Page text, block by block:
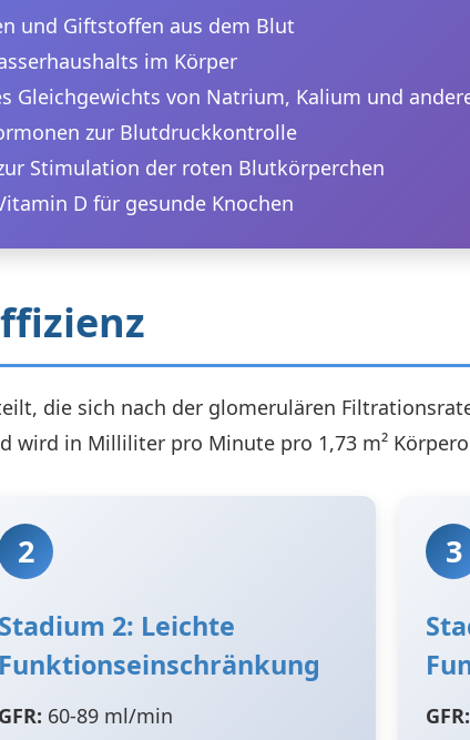
und Giftstoffen aus dem Blut
im Körper
Gleichgewichts von Natrium, Kalium und
zur Blutdruckkontrolle
Stimulation der roten Blutkörperchen
D für gesunde Knochen
die sich nach der glomerulären
in Milliliter pro Minute pro 1,73 m²
2
Stadium 2: Leichte
Funktionseinschränkung
GFR: 60-89 ml/min
3
GFR: